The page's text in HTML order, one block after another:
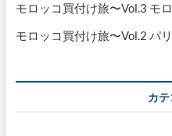
モロッコ買付け旅〜Vol.3 モ
モロッコ買付け旅〜Vol.2 パ
カ